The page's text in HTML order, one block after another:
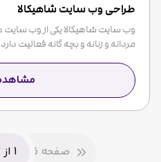
طراحی وب سایت شاهیکالا
وب سایت شاهیکالا یکی از وب سایت
مردانه و زنانه و بچه گانه فعالیت
صفحه قبلی1 از 2